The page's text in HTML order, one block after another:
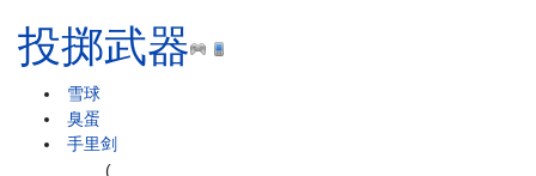
投掷武器
雪球
臭蛋
手里剑
(